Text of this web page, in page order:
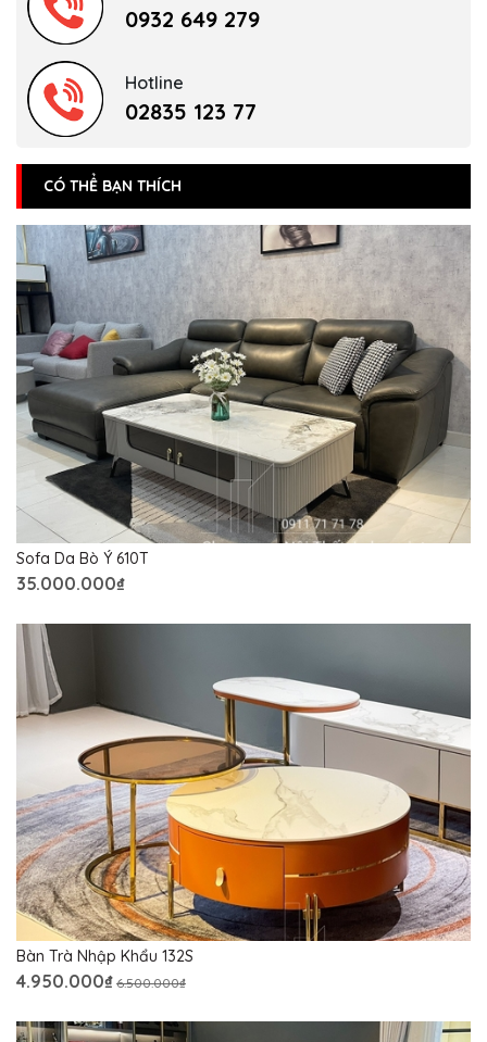
0932 649 279
Hotline
02835 123 77
CÓ THỂ BẠN THÍCH
Sofa Da Bò Ý 610T
35.000.000₫
Bàn Trà Nhập Khẩu 132S
4.950.000₫ 6.500.000₫